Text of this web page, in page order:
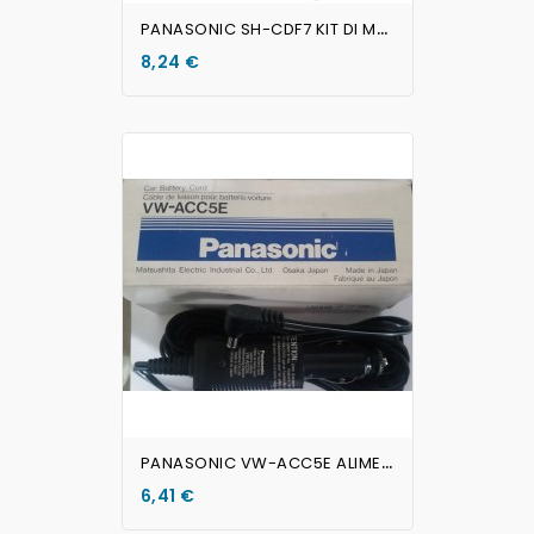
P
ANASONIC SH-CDF7 KIT DI MONTAGGIO PER AUTO Panasonic
8,24 €
P
ANASONIC VW-ACC5E ALIMENTATORE PER AUTO
6,41 €